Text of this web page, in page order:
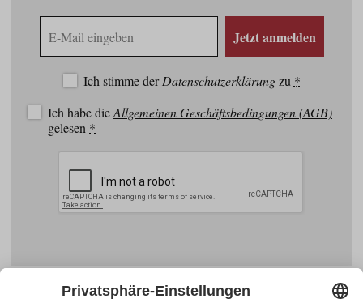
Mail
Jetzt anmelden
Ich stimme derDatenschutzerklärungzu *
Ich habe dieAllgemeinen Geschäftsbedingungen (AGB)
gelesen *